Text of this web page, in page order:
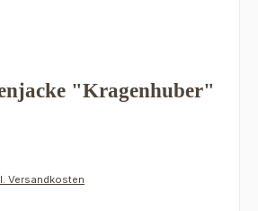
"Kragenhuber"
Versandkosten